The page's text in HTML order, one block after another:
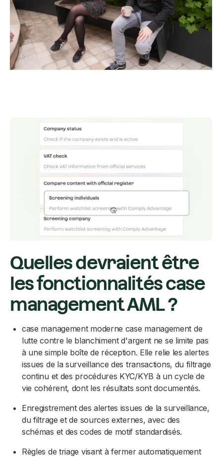
Quelles devraient être
les fonctionnalités case
management AML ?
case management moderne case management de
lutte contre le blanchiment d'argent ne se limite pas
à une simple boîte de réception. Elle relie les alertes
issues de la surveillance des transactions, du filtrage
continu et des procédures KYC/KYB à un cycle de
vie cohérent, dont les résultats sont documentés.
Enregistrement des alertes issues de la surveillance,
du filtrage et de sources externes, avec des
schémas et des codes de motif standardisés.
Règles de triage visant à fermer automatiquement